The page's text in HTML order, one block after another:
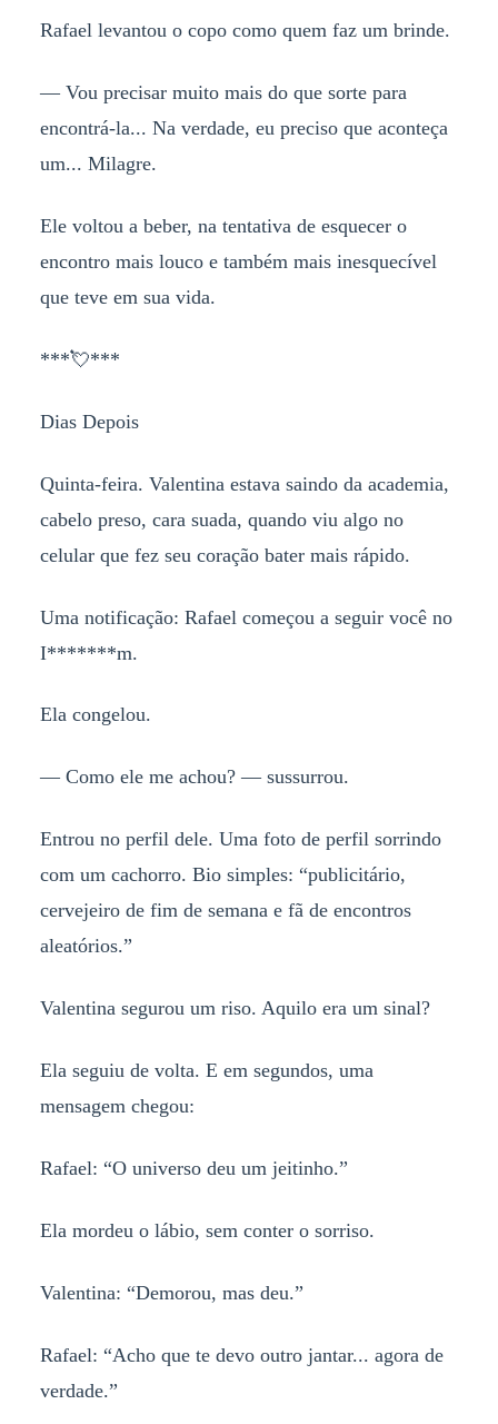
Rafael levantou o copo como quem faz um brinde.
— Vou precisar muito mais do que sorte para
encontrá-la... Na verdade, eu preciso que aconteça
um... Milagre.
Ele voltou a beber, na tentativa de esquecer o
encontro mais louco e também mais inesquecível
que teve em sua vida.
***💘***
Dias Depois
Quinta-feira. Valentina estava saindo da academia,
cabelo preso, cara suada, quando viu algo no
celular que fez seu coração bater mais rápido.
Uma notificação: Rafael começou a seguir você no
I*******m.
Ela congelou.
— Como ele me achou? — sussurrou.
Entrou no perfil dele. Uma foto de perfil sorrindo
com um cachorro. Bio simples: “publicitário,
cervejeiro de fim de semana e fã de encontros
aleatórios.”
Valentina segurou um riso. Aquilo era um sinal?
Ela seguiu de volta. E em segundos, uma
mensagem chegou:
Rafael: “O universo deu um jeitinho.”
Ela mordeu o lábio, sem conter o sorriso.
Valentina: “Demorou, mas deu.”
Rafael: “Acho que te devo outro jantar... agora de
verdade.”